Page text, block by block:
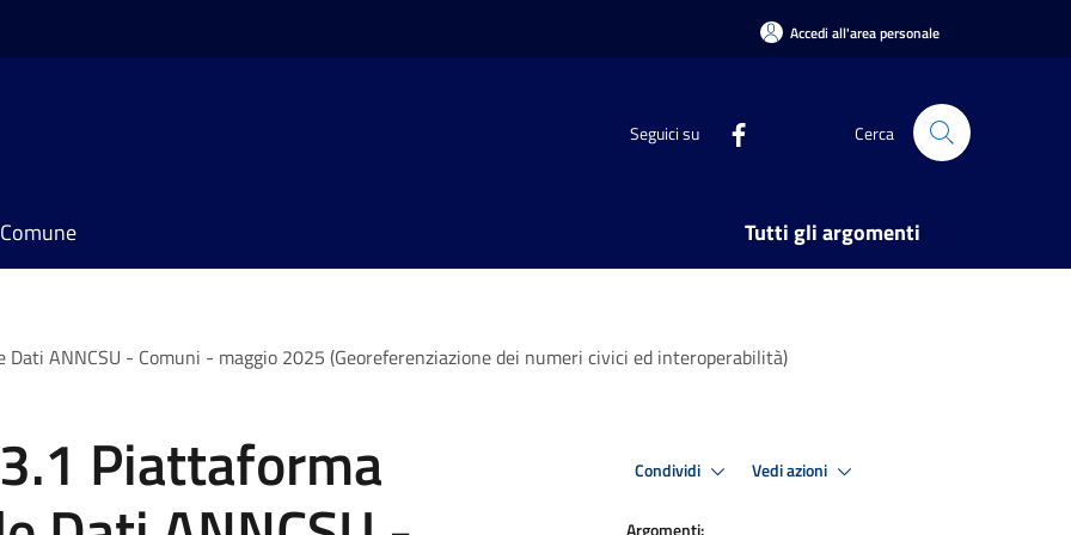
Accedi all'area personale
Seguici su Cerca
Tutti gli argomenti
ANNCSU - Comuni - maggio 2025 (Georeferenziazione dei numeri civici ed interoperabilità)
Piattaforma Condividi Vedi azioni
Argomenti: